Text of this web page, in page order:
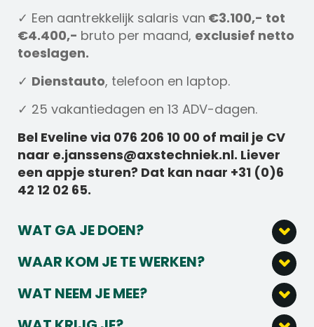
✓ Een aantrekkelijk salaris van €3.100,- tot
€4.400,- bruto per maand, exclusief netto
toeslagen.
✓ Dienstauto, telefoon en laptop.
✓ 25 vakantiedagen en 13 ADV-dagen.
Bel Eveline via 076 206 10 00 of mail je CV
naar e.janssens@axstechniek.nl. Liever
een appje sturen? Dat kan naar +31 (0)6
42 12 02 65.
WAT GA JE DOEN?
Als Field Service Engineer Beveiliging zorg
je voor het onderhoud van security
management-, netwerk-, camera-
observatie- en detectiesystemen.
Je voert storingsanalyses uit en lost
WAAR KOM JE TE WERKEN?
innovatie en avontuur ademt. Wij zijn de
experts in hekwerken, poorten en high-tech
WAT NEEM JE MEE?
Afgerond MBO-diploma in een technische